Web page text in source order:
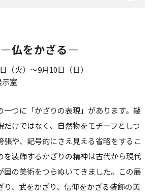
―仏をかざる―
（火）～9月10日（日）
室
一つに「かざりの表現」があります。幾
だけではなく、自然物をモチーフとしつ
張や、記号的にさえ見える省略をするこ
を装飾するかざりの精神は古代から現代
国の美術をつらぬいてきました。この展
り、武をかざり、信仰をかざる装飾の美